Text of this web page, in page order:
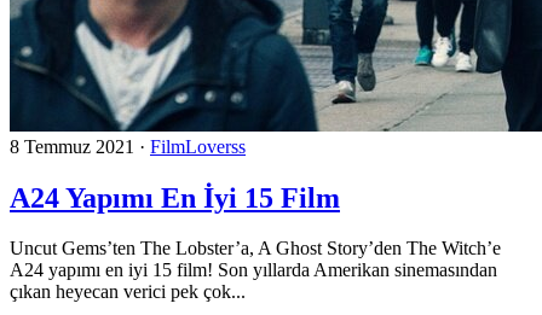
8 Temmuz 2021 · FilmLoverss
A24 Yapımı En İyi 15 Film
Uncut Gems’ten The Lobster’a, A Ghost Story’den The Witch’e
A24 yapımı en iyi 15 film! Son yıllarda Amerikan sinemasından
çıkan heyecan verici pek çok...